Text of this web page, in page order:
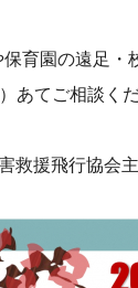
育園の遠足・
あてご相談く
救援飛行協会